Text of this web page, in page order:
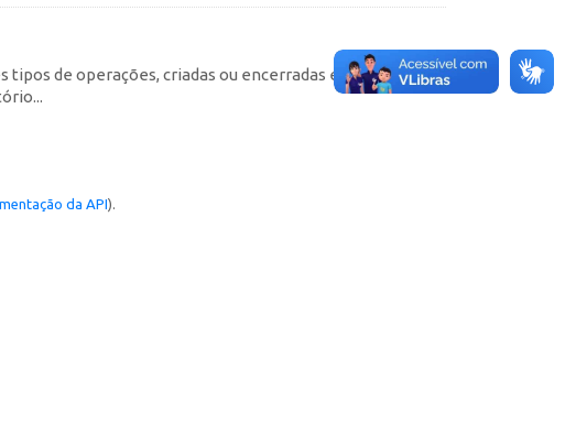
de operações, criadas ou encerradas em cada
da API).